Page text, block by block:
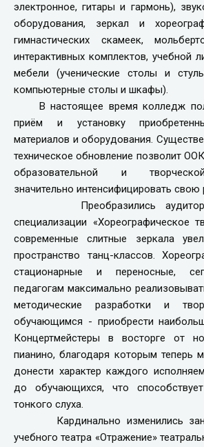
электронное, гитары и гармонь),
оборудования, зеркал и
гимнастических скамеек,
интерактивных комплектов, учебной
мебели (ученические столы и
компьютерные столы и шкафы).
В настоящее время колледж
приём и установку
материалов и оборудования.
техническое обновление позволит
образовательной и
значительно интенсифицировать свою
Преобразились
специализации «Хореографическое
современные слитные зеркала
пространство танц-классов.
стационарные и переносные,
педагогам максимально
методические разработки и
обучающимся - приобрести
Концертмейстеры в восторге от
пианино, благодаря которым теперь
донести характер каждого
до обучающихся, что
тонкого слуха.
Кардинально изменились
учебного театра «Отражение»